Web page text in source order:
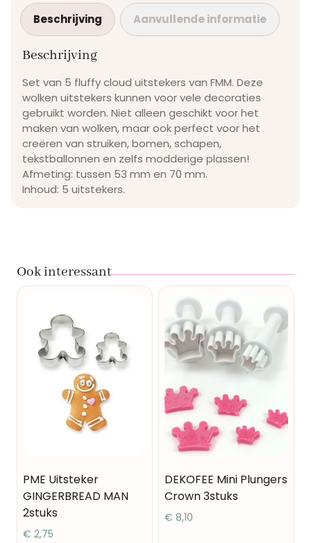
Beschrijving Aanvullende informatie
Beschrijving
Set van 5 fluffy cloud uitstekers van FMM. Deze
wolken uitstekers kunnen voor vele decoraties
gebruikt worden. Niet alleen geschikt voor het
maken van wolken, maar ook perfect voor het
creëren van struiken, bomen, schapen,
tekstballonnen en zelfs modderige plassen!
Afmeting: tussen 53 mm en 70 mm.
Inhoud: 5 uitstekers.
Ook interessant
PME Uitsteker
GINGERBREAD MAN
2stuks
€ 2,75
DEKOFEE Mini Plungers
Crown 3stuks
€ 8,10